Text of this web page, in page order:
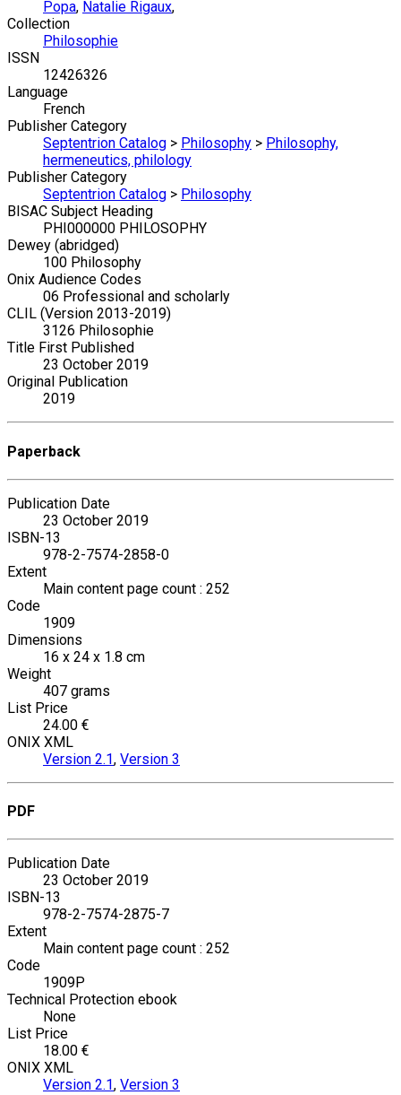
Popa, Natalie Rigaux,
Collection
Philosophie
ISSN
12426326
Language
French
Publisher Category
Septentrion Catalog > Philosophy > Philosophy,
hermeneutics, philology
Publisher Category
Septentrion Catalog > Philosophy
BISAC Subject Heading
PHI000000 PHILOSOPHY
Dewey (abridged)
100 Philosophy
Onix Audience Codes
06 Professional and scholarly
CLIL (Version 2013-2019)
3126 Philosophie
Title First Published
23 October 2019
Original Publication
2019
Paperback
Publication Date
23 October 2019
ISBN-13
978-2-7574-2858-0
Extent
Main content page count : 252
Code
1909
Dimensions
16 x 24 x 1.8 cm
Weight
407 grams
List Price
24.00 €
ONIX XML
Version 2.1, Version 3
PDF
Publication Date
23 October 2019
ISBN-13
978-2-7574-2875-7
Extent
Main content page count : 252
Code
1909P
Technical Protection ebook
None
List Price
18.00 €
ONIX XML
Version 2.1, Version 3